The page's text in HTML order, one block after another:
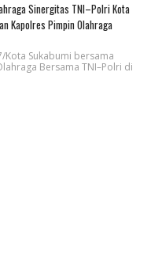
Sinergitas TNI–Polri Kota
Kapolres Pimpin Olahraga
Kota Sukabumi bersama
Bersama TNI–Polri di